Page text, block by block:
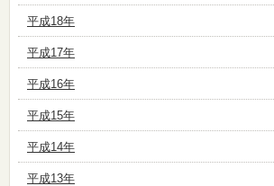
平成18年
平成17年
平成16年
平成15年
平成14年
平成13年